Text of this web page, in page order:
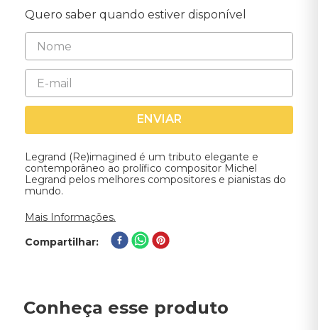
Quero saber quando estiver disponível
ENVIAR
Legrand (Re)imagined é um tributo elegante e
contemporâneo ao prolífico compositor Michel
Legrand pelos melhores compositores e pianistas do
mundo.
Mais Informações.
Compartilhar
Conheça esse produto